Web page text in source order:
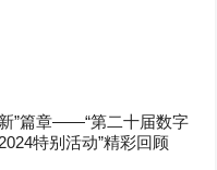
新”篇章——“第二十届数字
特别活动”精彩回顾